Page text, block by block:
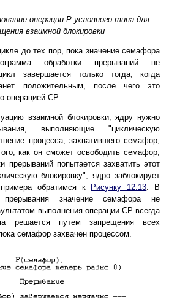
операции P условного типа для
взаимной блокировки
до тех пор, пока значение семафора
обработки прерываний не
завершается только тогда, когда
положительным, после чего это
операцией CP.
взаимной блокировки, ядру нужно
выполняющие "циклическую
процесса, захватившего семафор,
как он сможет освободить семафор;
прерываний попытается захватить этот
блокировку", ядро заблокирует
обратимся к Рисунку 12.13 . В
прерывания значение семафора не
выполнения операции CP всегда
решается путем запрещения всех
семафор захвачен процессом.